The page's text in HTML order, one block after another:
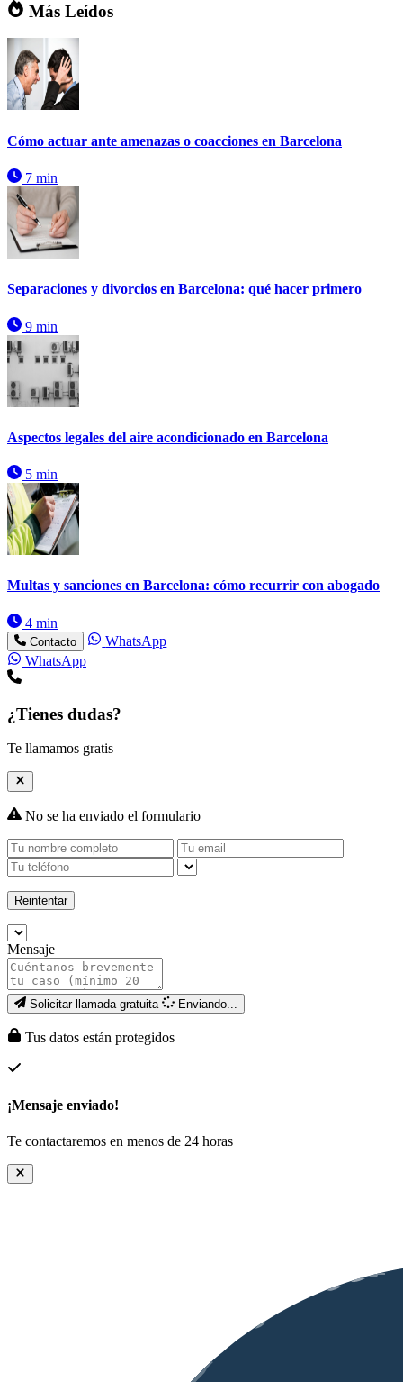
Más Leídos
Cómo actuar ante amenazas o coacciones en Barcelona
7 min
Separaciones y divorcios en Barcelona: qué hacer primero
9 min
Aspectos legales del aire acondicionado en Barcelona
5 min
Multas y sanciones en Barcelona: cómo recurrir con abogado
4 min
Contacto
WhatsApp
WhatsApp
¿Tienes dudas?
Te llamamos gratis
No se ha enviado el formulario
Reintentar
Mensaje
Solicitar llamada gratuita Enviando...
Tus datos están protegidos
¡Mensaje enviado!
Te contactaremos en menos de 24 horas